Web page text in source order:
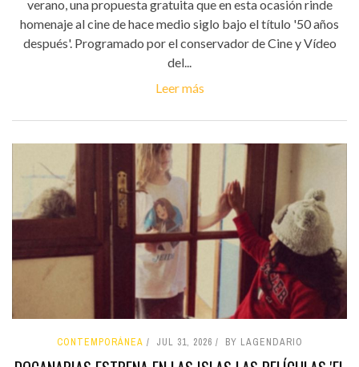
verano, una propuesta gratuita que en esta ocasión rinde
homenaje al cine de hace medio siglo bajo el título '50 años
después'. Programado por el conservador de Cine y Vídeo
del...
Leer más
CONTEMPORÁNEA JUL 31, 2026 BY LAGENDARIO